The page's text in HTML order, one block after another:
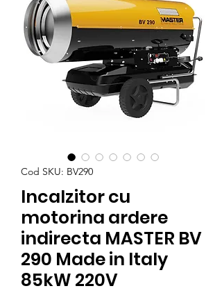
Cod SKU: BV290
Incalzitor cu
motorina ardere
indirecta MASTER BV
290 Made in Italy
85kW 220V